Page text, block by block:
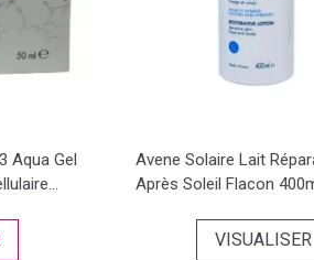
Aqua Gel
Avene Solaire Lait
Après Soleil Flacon
VISUALISER